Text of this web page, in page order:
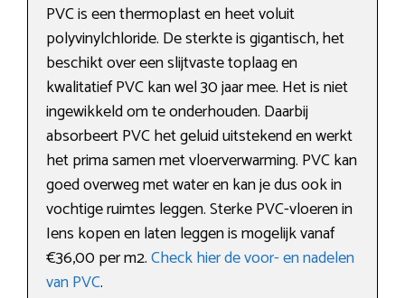
PVC is een thermoplast en heet voluit
polyvinylchloride. De sterkte is gigantisch, het
beschikt over een slijtvaste toplaag en
kwalitatief PVC kan wel 30 jaar mee. Het is niet
ingewikkeld om te onderhouden. Daarbij
absorbeert PVC het geluid uitstekend en werkt
het prima samen met vloerverwarming. PVC kan
goed overweg met water en kan je dus ook in
vochtige ruimtes leggen. Sterke PVC-vloeren in
Iens kopen en laten leggen is mogelijk vanaf
€36,00 per m2.Check hier de voor- en nadelen
van PVC.